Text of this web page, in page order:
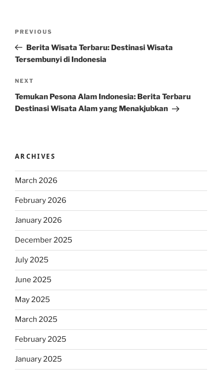
Previous
Post
PREVIOUS
Berita Wisata Terbaru: Destinasi Wisata
Tersembunyi di Indonesia
Next
Post
NEXT
Temukan Pesona Alam Indonesia: Berita Terbaru
Destinasi Wisata Alam yang Menakjubkan
ARCHIVES
March 2026
February 2026
January 2026
December 2025
July 2025
June 2025
May 2025
March 2025
February 2025
January 2025